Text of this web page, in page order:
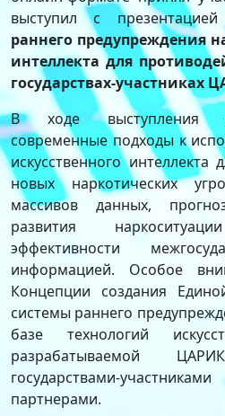
выступил с
раннего предупреждения
интеллекта для
государствах-участниках
В ходе выступления
современные подходы к
искусственного интеллекта
новых наркотических
массивов данных,
развития
эффективности
информацией. Особое
Концепции создания
системы раннего
базе технологий
разрабатываемой
государствами-
партнерами.